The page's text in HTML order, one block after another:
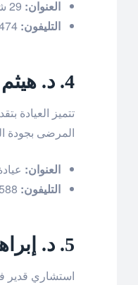
العنوان:
التليفون:
4. د. هيثم راضي
تتميز العيادة
المرضى بجودة
العنوان: عيادة إس 63، مدينتي،
التليفون:
5. د. إبراهيم يوسف
استشاري قدير